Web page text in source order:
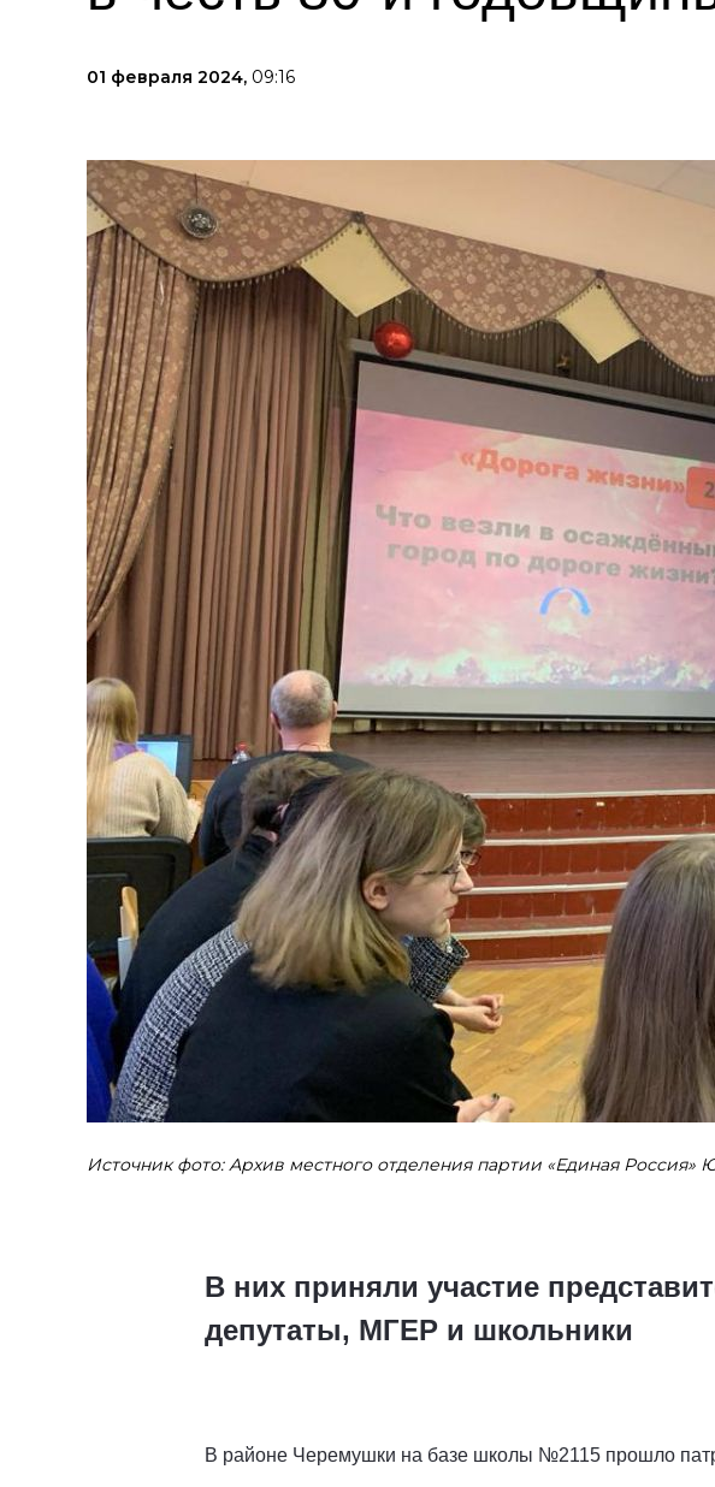
01 февраля 2024, 09:16
Источник фото: Архив местного отделения партии «Единая Россия»
В них приняли участие
депутаты, МГЕР и школьники
В районе Черемушки на базе школы №2115 прошло